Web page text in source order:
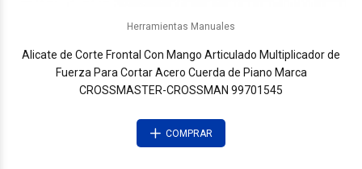
Herramientas Manuales
Alicate de Corte Frontal Con Mango Articulado Multiplicador de
Fuerza Para Cortar Acero Cuerda de Piano Marca
CROSSMASTER-CROSSMAN 99701545
COMPRAR